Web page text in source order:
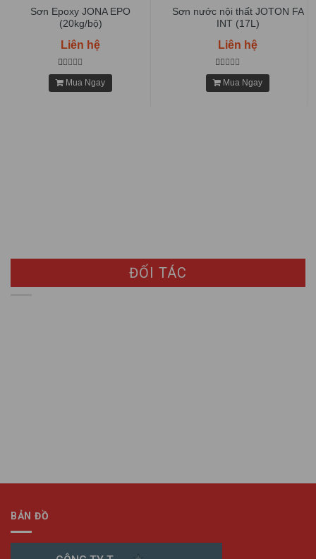
Sơn Epoxy JONA EPO
(20kg/bộ)
Liên hệ
Mua Ngay
Sơn nước nội thất JOTON FA
INT (17L)
Liên hệ
Mua Ngay
ĐỐI TÁC
BẢN ĐỒ